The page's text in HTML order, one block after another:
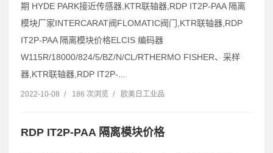
期 HYDE PARK接近传感器,KTR联轴器,RDP IT2P-PAA 隔离
模块厂家INTERCARAT阀FLOMATIC阀门,KTR联轴器,RDP
IT2P-PAA 隔离模块价格ELCIS 编码器
W115R/18000/824/5/BZ/N/CL/RTHERMO FISHER、采样
器,KTR联轴器,RDP IT2P-...
2022-10-08 / 186 次浏览 / 欧美日工业品
RDP IT2P-PAA 隔离模块价格